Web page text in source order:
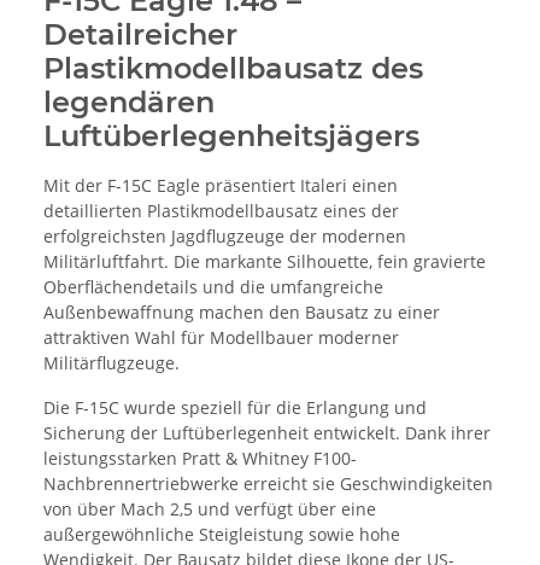
Detailreicher
Plastikmodellbausatz des
legendären
Luftüberlegenheitsjägers
Mit der F-15C Eagle präsentiert Italeri einen
detaillierten Plastikmodellbausatz eines der
erfolgreichsten Jagdflugzeuge der modernen
Militärluftfahrt. Die markante Silhouette, fein gravierte
Oberflächendetails und die umfangreiche
Außenbewaffnung machen den Bausatz zu einer
attraktiven Wahl für Modellbauer moderner
Militärflugzeuge.
Die F-15C wurde speziell für die Erlangung und
Sicherung der Luftüberlegenheit entwickelt. Dank ihrer
leistungsstarken Pratt & Whitney F100-
Nachbrennertriebwerke erreicht sie Geschwindigkeiten
von über Mach 2,5 und verfügt über eine
außergewöhnliche Steigleistung sowie hohe
Wendigkeit. Der Bausatz bildet diese Ikone der US-